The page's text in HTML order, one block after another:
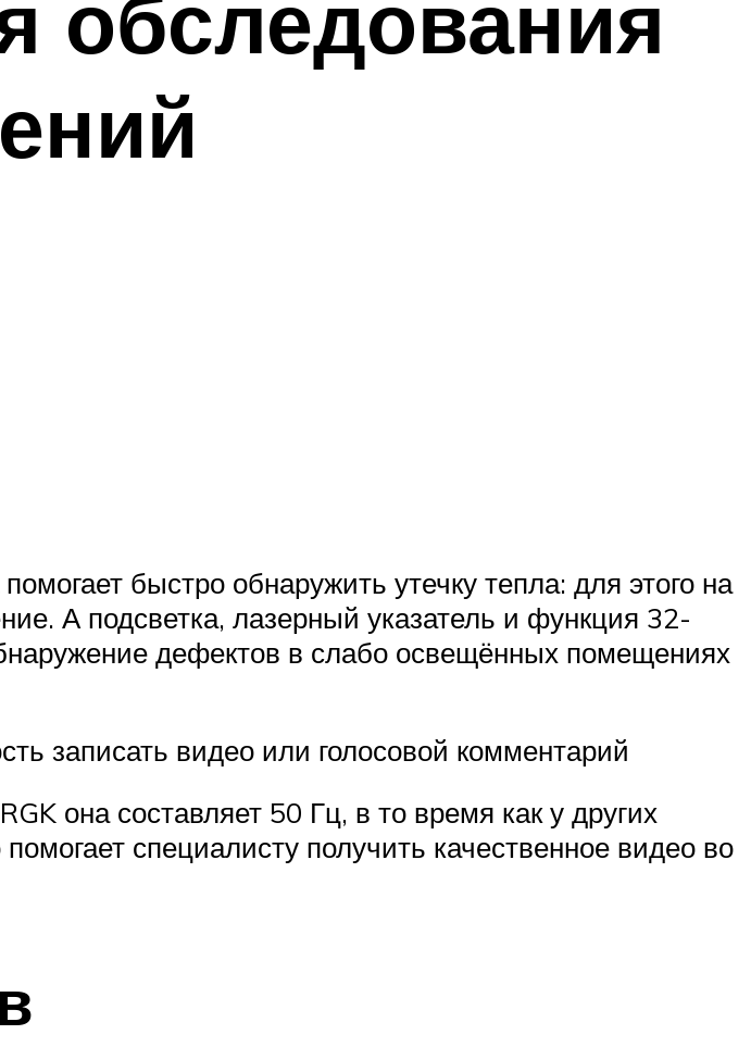
обследования
быстро обнаружить утечку тепла: для этого на
А подсветка, лазерный указатель и функция 32-
дефектов в слабо освещённых помещениях
записать видео или голосовой комментарий
она составляет 50 Гц, в то время как у других
специалисту получить качественное видео во